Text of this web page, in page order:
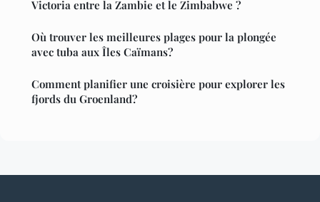
Victoria entre la Zambie et le Zimbabwe ?
Où trouver les meilleures plages pour la plongée
avec tuba aux Îles Caïmans?
Comment planifier une croisière pour explorer les
fjords du Groenland?